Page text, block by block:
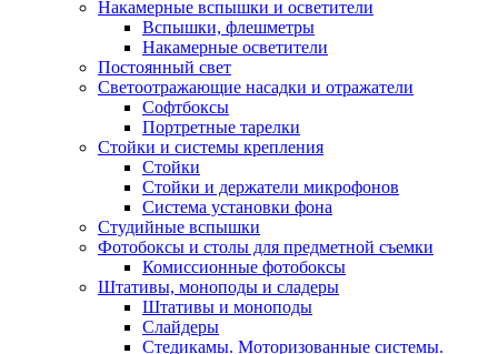
Накамерные вспышки и осветители
Вспышки, флешметры
Накамерные осветители
Постоянный свет
Светоотражающие насадки и отражатели
Софтбоксы
Портретные тарелки
Стойки и системы крепления
Стойки
Стойки и держатели микрофонов
Система установки фона
Студийные вспышки
Фотобоксы и столы для предметной съемки
Комиссионные фотобоксы
Штативы, моноподы и сладеры
Штативы и моноподы
Слайдеры
Стедикамы. Моторизованные системы.